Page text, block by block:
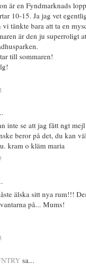
är en Fyndmarknads
10-15. Ja jag vet
tänkte bara att ta en
är den ju superroligt
till sommaren!
inte se att jag fått ngt
beror på det, du kan
kram o kläm maria
älska sitt nya rum!!!
på... Mums!
sa...